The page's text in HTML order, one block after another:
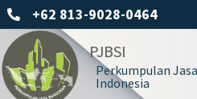
+62 813-9028-0464
PJBSI
Perkumpulan
Indonesia